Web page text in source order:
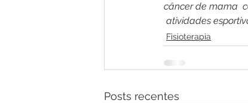
câncer de mama
atividades
Fisioterapia
Posts recentes